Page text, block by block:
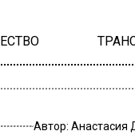
Автор: Анастасия